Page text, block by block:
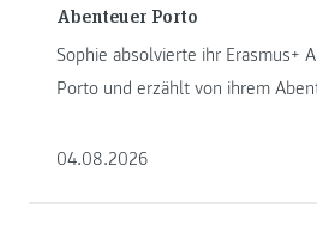
Abenteuer Porto
Sophie absolvierte ihr Erasmus+
Porto und erzählt von ihrem
04.08.2026